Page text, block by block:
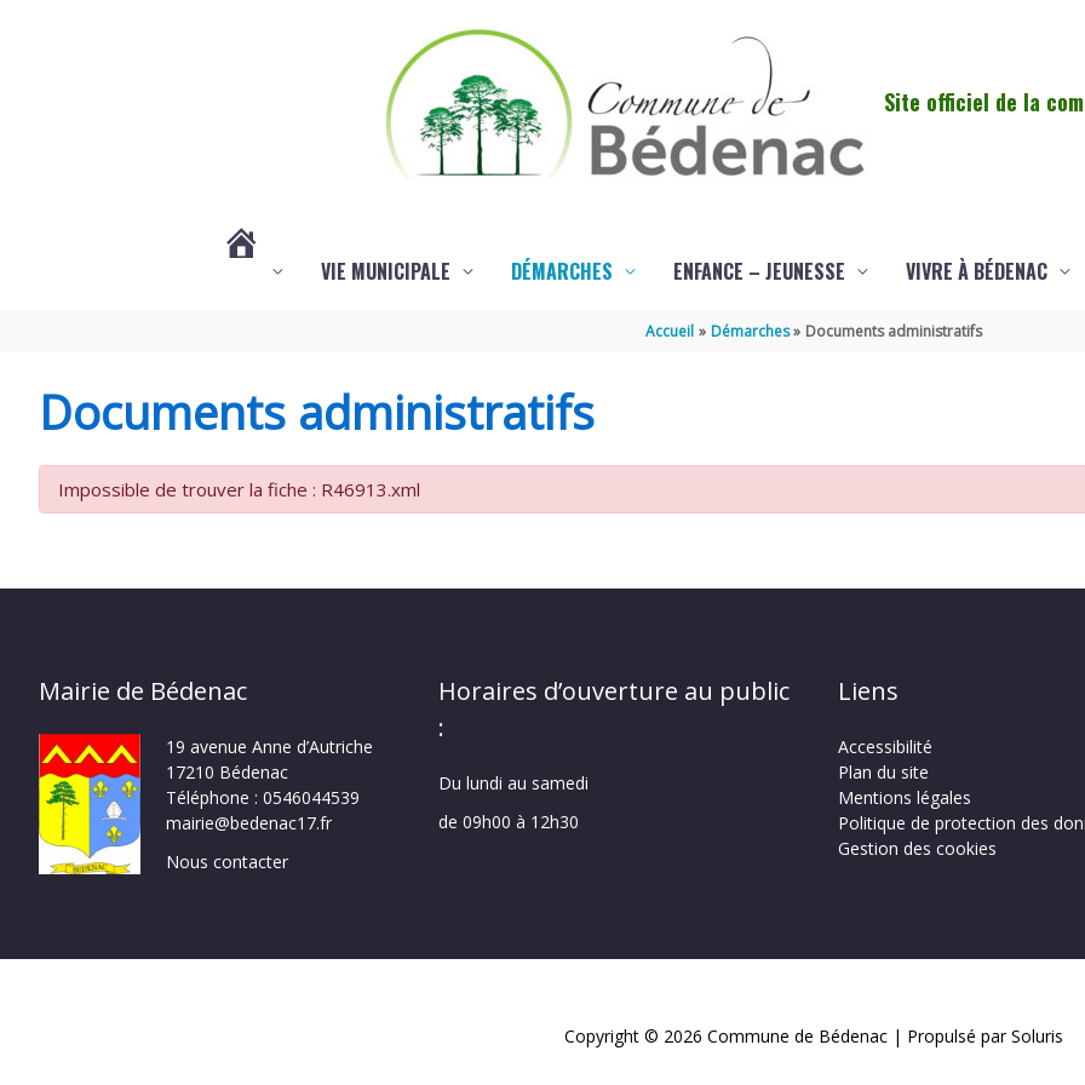
Site officiel de la
DE
VIE MUNICIPALE DÉMARCHES ENFANCE – JEUNESSE VIVRE À BÉDENAC
Accueil Démarches Documents administratifs
Documents administratifs
Impossible de trouver la fiche : R46913.xml
Mairie de Bédenac
19 avenue Anne d’Autriche
17210 Bédenac
Téléphone : 0546044539
mairie@bedenac17.fr
Nous contacter
Horaires d’ouverture au public
:
Du lundi au samedi
de 09h00 à 12h30
Liens
Accessibilité
Plan du site
Mentions légales
Politique de protection des
Gestion des cookies
Copyright © 2026 Commune de Bédenac | Propulsé par Soluris